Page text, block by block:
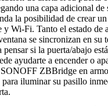
una capa adicional de
la posibilidad de crear un
Wi-Fi. Tanto el estado de
se sincronizan en su
si la puerta/abajo
ayudarte a encender o
ZBBridge en
iluminar su pasillo